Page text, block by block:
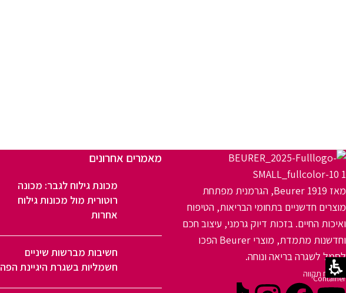
מאז 1919 Beurer, הגרמנית מפתחת
מוצרים חדשניים בתחומי הבריאות, הטיפוח
ואיכות החיים. בזכות דיוק גרמני, עיצוב חכם
וחדשנות מתמדת, מוצרי Beurer הפכו
לסמל לשגרה בריאה ונוחה.
פתח תקווה
מאמרים אחרונים
מכונת גילוח לגבר: מכונה
רוטורית מול מכונות גילוח
אחרות
חשיבות מברשות שיניים
חשמליות בשגרת היגיינת הפה